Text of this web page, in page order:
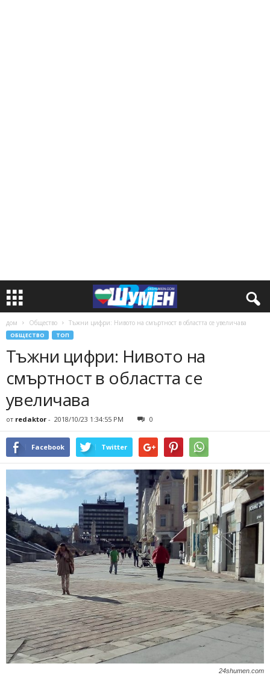
дом Общество Тъжни цифри: Нивото на смъртност в областта се увеличава
ОБЩЕСТВО ТОП
Тъжни цифри: Нивото на
смъртност в областта се
увеличава
от redaktor - 2018/10/23 1:34:55 PM 0
Facebook Twitter
24shumen.com